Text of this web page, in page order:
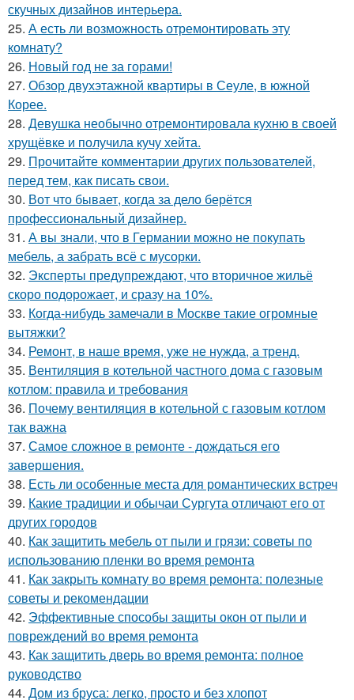
скучных дизайнов интерьера.
25. А есть ли возможность отремонтировать эту
комнату?
26. Новый год не за горами!
27. Обзор двухэтажной квартиры в Сеуле, в южной
Корее.
28. Девушка необычно отремонтировала кухню в своей
хрущёвке и получила кучу хейта.
29. Прочитайте комментарии других пользователей,
перед тем, как писать свои.
30. Вот что бывает, когда за дело берётся
профессиональный дизайнер.
31. А вы знали, что в Германии можно не покупать
мебель, а забрать всё с мусорки.
32. Эксперты предупреждают, что вторичное жильё
скоро подорожает, и сразу на 10%.
33. Когда-нибудь замечали в Москве такие огромные
вытяжки?
34. Ремонт, в наше время, уже не нужда, а тренд.
35. Вентиляция в котельной частного дома с газовым
котлом: правила и требования
36. Почему вентиляция в котельной с газовым котлом
так важна
37. Самое сложное в ремонте - дождаться его
завершения.
38. Есть ли особенные места для романтических встреч
39. Какие традиции и обычаи Сургута отличают его от
других городов
40. Как защитить мебель от пыли и грязи: советы по
использованию пленки во время ремонта
41. Как закрыть комнату во время ремонта: полезные
советы и рекомендации
42. Эффективные способы защиты окон от пыли и
повреждений во время ремонта
43. Как защитить дверь во время ремонта: полное
руководство
44. Дом из бруса: легко, просто и без хлопот